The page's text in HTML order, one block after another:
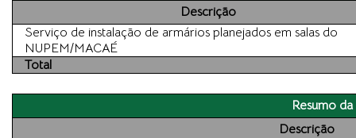
Descrição
Serviço de instalação de armários planejados em salas do
NUPEM/MACAÉ
Total
Resumo
Descrição